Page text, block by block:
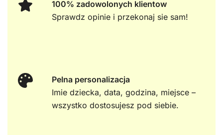
100% zadowolonych klientow
Sprawdz opinie i przekonaj sie sam!
Pelna personalizacja
Imie dziecka, data, godzina, miejsce –
wszystko dostosujesz pod siebie.